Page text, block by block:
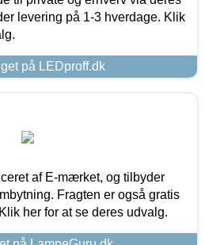
levering på 1-3 hverdage. Klik
på LEDproff.dk
af E-mærket, og tilbyder
Fragten er også gratis
her for at se deres udvalg.